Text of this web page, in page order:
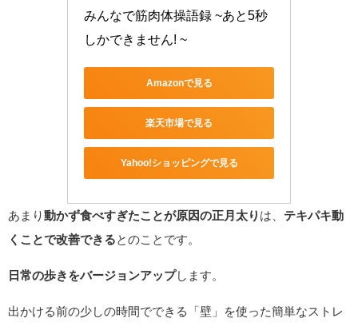
みんなで筋肉体操語録 ~あと5秒
しかできません! ~
Amazonで見る
楽天市場で見る
Yahoo!ショッピングで見る
あまり 動かず食べすぎたことが原因の正月太り は、 テキパキ動
くことで改善できる とのことです。
日常の歩きをバージョンアップします。
出かける前の少しの時間でできる「壁」を使った簡単なストレ